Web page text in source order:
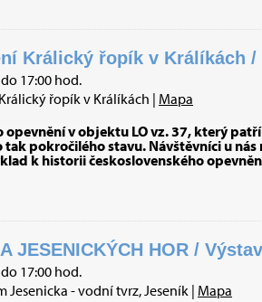
Králický řopík v Králíkách
17:00 hod.
řopík v Králíkách | Mapa
opevnění v objektu LO vz. 37, který
pokročilého stavu. Návštěvníci u
k historii československého
JESENICKÝCH HOR /
17:00 hod.
Jesenicka - vodní tvrz, Jeseník | Mapa